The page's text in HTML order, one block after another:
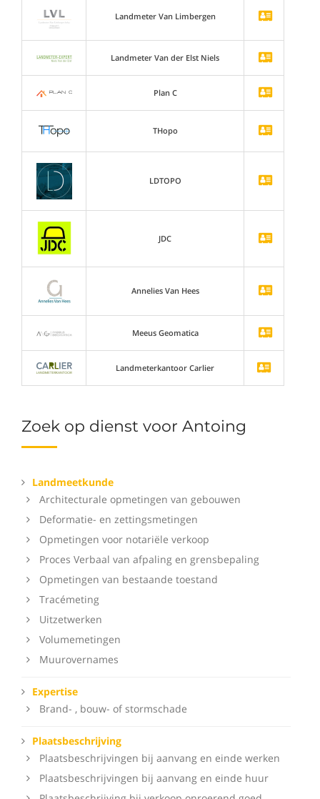
Zoek op dienst voor Antoing
Landmeetkunde
Architecturale opmetingen van gebouwen
Deformatie- en zettingsmetingen
Opmetingen voor notariële verkoop
Proces Verbaal van afpaling en grensbepaling
Opmetingen van bestaande toestand
Tracémeting
Uitzetwerken
Volumemetingen
Muurovernames
Expertise
Brand- , bouw- of stormschade
Plaatsbeschrijving
Plaatsbeschrijvingen bij aanvang en einde werken
Plaatsbeschrijvingen bij aanvang en einde huur
Landmeter Van Limbergen
Landmeter Van der Elst Niels
Plan C
THopo
LDTOPO
JDC
Annelies Van Hees
Meeus Geomatica
Landmeterkantoor Carlier